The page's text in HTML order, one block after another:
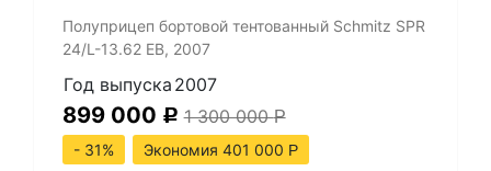
Полуприцеп бортовой тентованный Schmitz SPR
24/L-13.62 EB, 2007
Год выпуска 2007
899 000 Р 1 300 000Р
- 31%
Экономия 401 000 Р